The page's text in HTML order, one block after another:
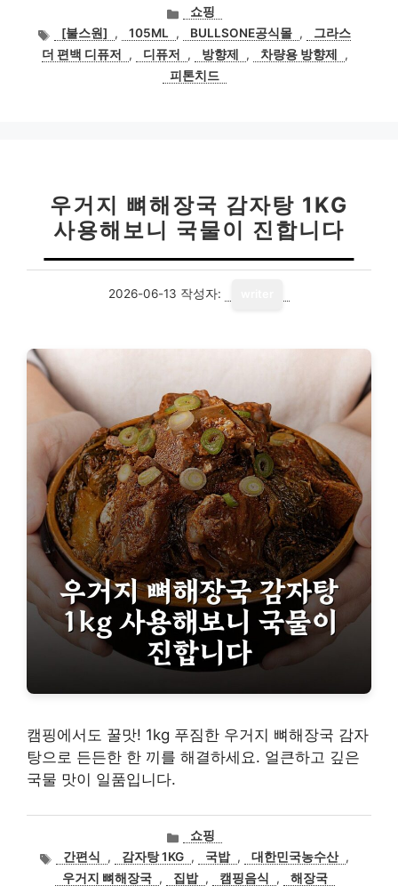
카
테
고
리
쇼핑
태
그
[불스원] , 105ML , BULLSONE공식몰 ,
그라스
더 편백 디퓨저
, 디퓨저 , 방향제 , 차량용 방향제
,
피톤치드
우거지 뼈해장국 감자탕 1KG
사용해보니 국물이 진합니다
2026-06-13 작성자:
캠핑에서도 꿀맛! 1kg 푸짐한 우거지 뼈해장국 감자
탕으로 든든한 한 끼를 해결하세요. 얼큰하고 깊은
국물 맛이 일품입니다.
카
테
고
리
쇼핑
태
그
간편식 , 감자탕 1KG , 국밥 , 대한민국농수산 ,
우거지 뼈해장국 , 집밥 , 캠핑음식 , 해장국